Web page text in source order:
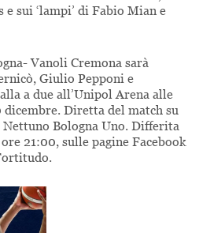
sui ‘lampi’ di Fabio Mian e
Vanoli Cremona sarà
Giulio Pepponi e
a due all’Unipol Arena alle
Diretta del match su
Bologna Uno. Differita
21:00, sulle pagine Facebook